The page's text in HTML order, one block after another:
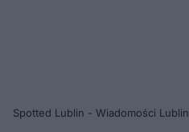
Spotted Lublin - Wiadomości Lublin